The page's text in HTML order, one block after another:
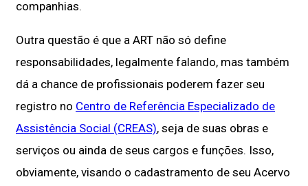
companhias.
Outra questão é que a ART não só define
responsabilidades, legalmente falando, mas também
dá a chance de profissionais poderem fazer seu
registro no Centro de Referência Especializado de
Assistência Social (CREAS), seja de suas obras e
serviços ou ainda de seus cargos e funções. Isso,
obviamente, visando o cadastramento de seu Acervo